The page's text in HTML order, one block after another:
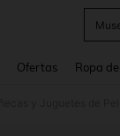
Ofertas Ropa